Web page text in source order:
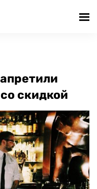
скидкой